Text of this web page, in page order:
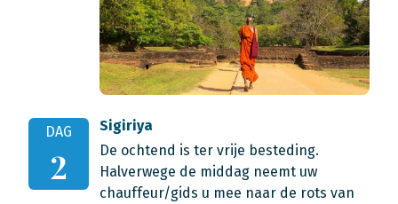
DAG
2
Sigiriya
De ochtend is ter vrije besteding.
Halverwege de middag neemt uw
chauffeur/gids u mee naar de rots van